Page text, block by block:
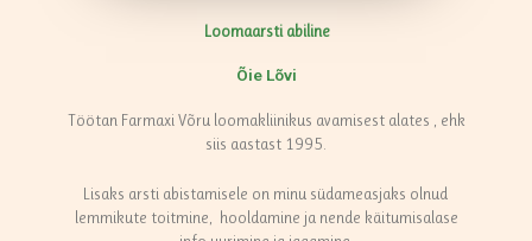
Loomaarsti abiline
Õie Lõvi
Töötan Farmaxi Võru loomakliinikus avamisest alates , ehk
siis aastast 1995.
Lisaks arsti abistamisele on minu südameasjaks olnud
lemmikute toitmine, hooldamine ja nende käitumisalase